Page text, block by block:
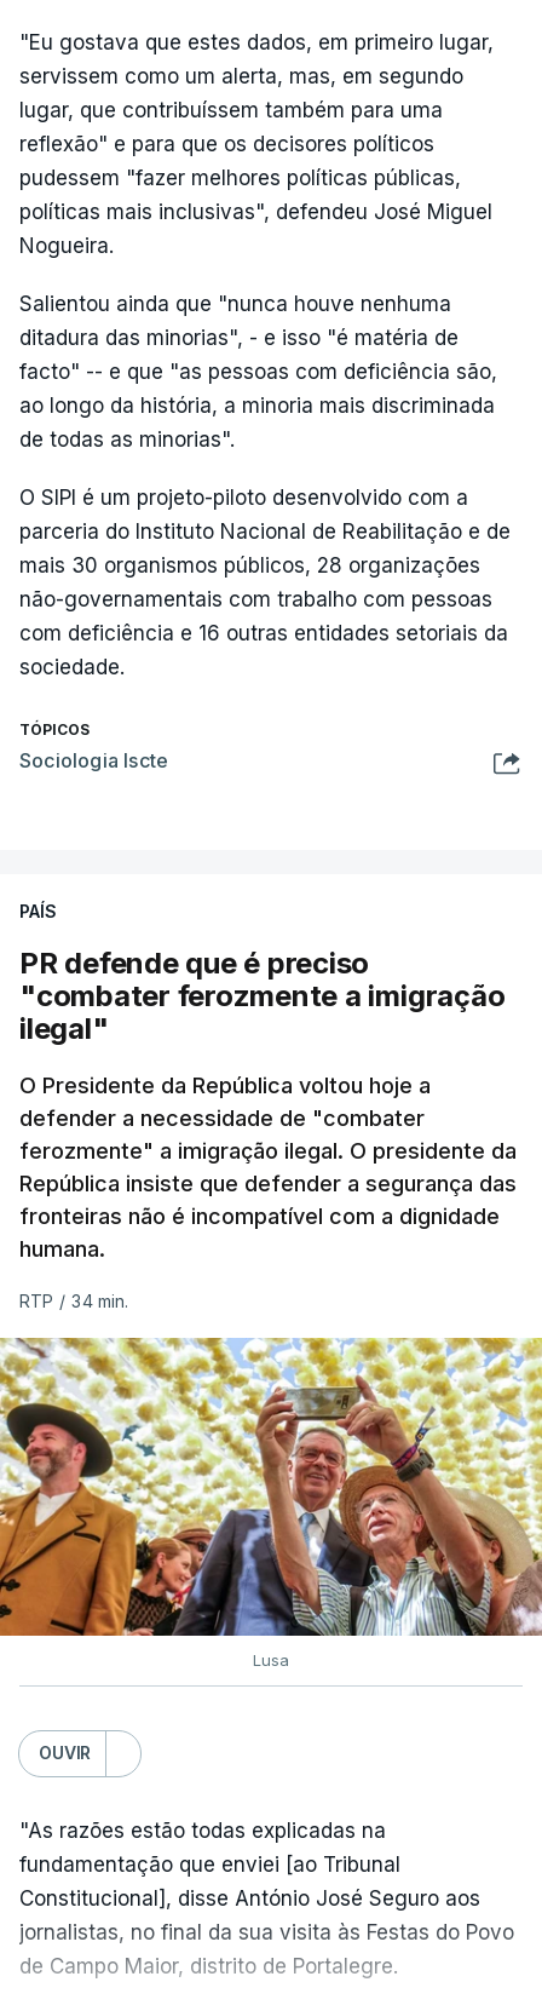
"Eu gostava que estes dados, em primeiro lugar,
servissem como um alerta, mas, em segundo
lugar, que contribuíssem também para uma
reflexão" e para que os decisores políticos
pudessem "fazer melhores políticas públicas,
políticas mais inclusivas", defendeu José Miguel
Nogueira.
Salientou ainda que "nunca houve nenhuma
ditadura das minorias", - e isso "é matéria de
facto" -- e que "as pessoas com deficiência são,
ao longo da história, a minoria mais discriminada
de todas as minorias".
O SIPI é um projeto-piloto desenvolvido com a
parceria do Instituto Nacional de Reabilitação e de
mais 30 organismos públicos, 28 organizações
não-governamentais com trabalho com pessoas
com deficiência e 16 outras entidades setoriais da
sociedade.
TÓPICOS
Sociologia Iscte
PAÍS
PR defende que é preciso
"combater ferozmente a imigração
ilegal"
O Presidente da República voltou hoje a
defender a necessidade de "combater
ferozmente" a imigração ilegal. O presidente da
República insiste que defender a segurança das
fronteiras não é incompatível com a dignidade
humana.
RTP / 34 min.
Lusa
OUVIR
"As razões estão todas explicadas na
fundamentação que enviei [ao Tribunal
Constitucional], disse António José Seguro aos
jornalistas, no final da sua visita às Festas do Povo
de Campo Maior, distrito de Portalegre.